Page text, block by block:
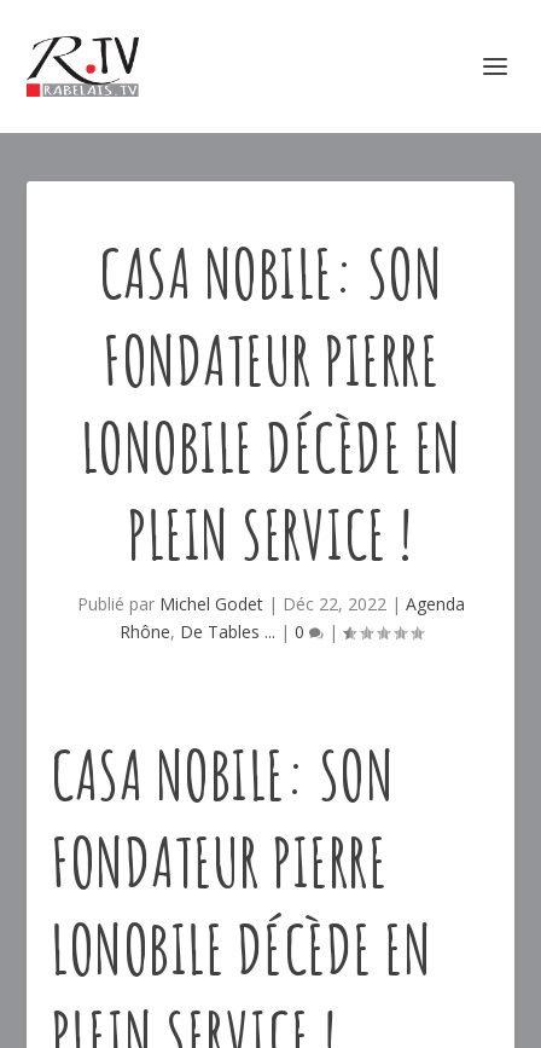
CASA NOBILE: SON
FONDATEUR PIERRE
LONOBILE DÉCÈDE EN
PLEIN SERVICE !
Publié par Michel Godet| Déc 22, 2022| Agenda
Rhône, De Tables ... | 0 |
CASA NOBILE: SON
FONDATEUR PIERRE
LONOBILE DÉCÈDE EN